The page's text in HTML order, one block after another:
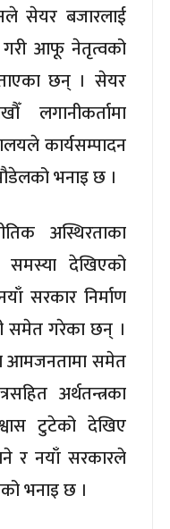
सेयर बजारलाई
आफू नेतृत्वको
छन् । सेयर
लगानीकर्तामा
कार्यसम्पादन
भनाइ छ ।
अस्थिरताका
समस्या देखिएको
सरकार निर्माण
समेत गरेका छन् ।
आमजनतामा समेत
अर्थतन्त्रका
टुटेको देखिए
र नयाँ सरकारले
भनाइ छ ।